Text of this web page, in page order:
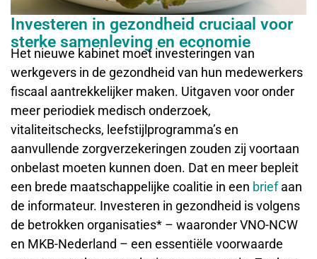
Investeren in gezondheid cruciaal voor
sterke samenleving en economie
Het nieuwe kabinet moet investeringen van
werkgevers in de gezondheid van hun medewerkers
fiscaal aantrekkelijker maken. Uitgaven voor onder
meer periodiek medisch onderzoek,
vitaliteitschecks, leefstijlprogramma’s en
aanvullende zorgverzekeringen zouden zij voortaan
onbelast moeten kunnen doen. Dat en meer bepleit
een brede maatschappelijke coalitie in een briefaan
de informateur. Investeren in gezondheid is volgens
de betrokken organisaties* – waaronder VNO-NCW
en MKB-Nederland – een essentiële voorwaarde